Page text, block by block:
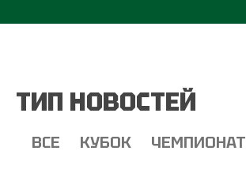
ТИП НОВОСТЕЙ
ВСЕ КУБОК ЧЕМПИОНАТ